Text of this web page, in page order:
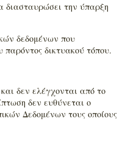
διασταυρώσει την ύπαρξη
δεδομένων που
παρόντος δικτυακού τόπου.
δεν ελέγχονται από το
δεν ευθύνεται ο
Δεδομένων τους οποίους